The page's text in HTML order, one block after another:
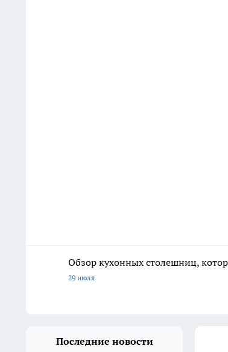
Обзор кухонных столешниц,
29 июля
Последние новости